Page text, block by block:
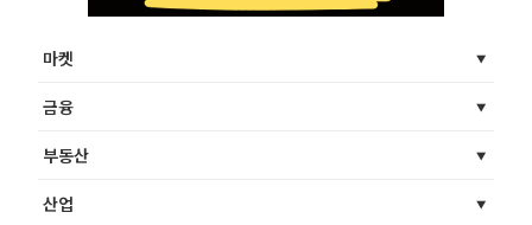
마켓
금융
부동산
산업